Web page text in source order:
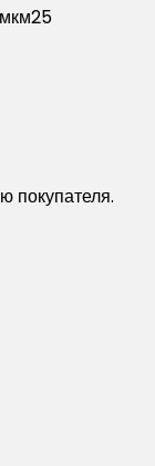
25
покупателя.